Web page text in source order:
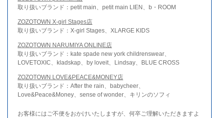
取り扱いブランド：petit main、petit main LIEN、b・ROOM
ZOZOTOWN X-girl Stages店
取り扱いブランド：X-girl Stages、XLARGE KIDS
ZOZOTOWN NARUMIYA ONLINE店
取り扱いブランド：kate spade new york childrenswear、
LOVETOXIC、kladskap、by loveit、Lindsay、BLUE CROSS
ZOZOTOWN LOVE&PEACE&MONEY店
取り扱いブランド：After the rain、babycheer、
Love&Peace&Money、sense of wonder、キリンのソフィ
お客様にはご不便をおかけいたしますが、何卒ご理解いただきますよ